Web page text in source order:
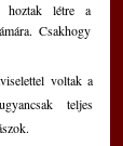
hoztak létre a
Csakhogy
voltak a
teljes